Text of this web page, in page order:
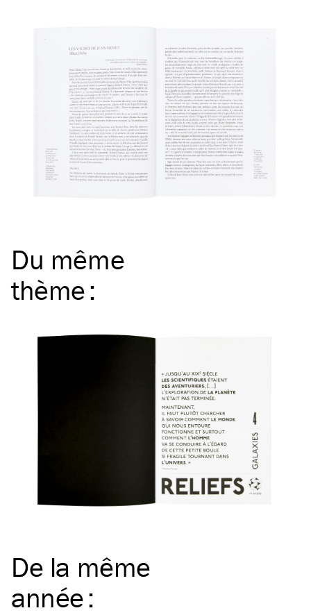
Du même
thème:
De la même
année: